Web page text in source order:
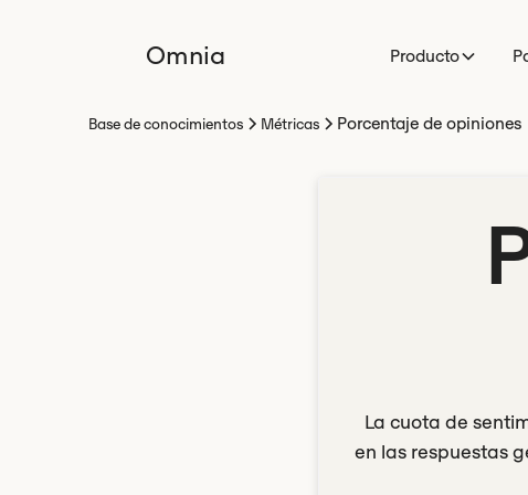
Omnia Producto
Base de conocimientos Métricas Porcentaje de opiniones
La cuota de
en las respuestas